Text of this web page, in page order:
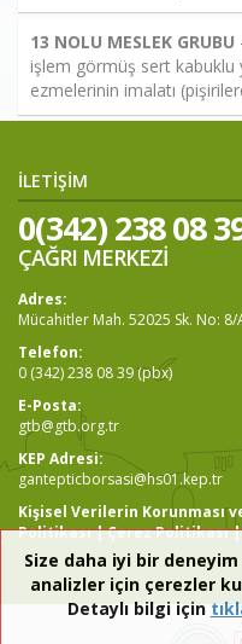
13 NOLU MESLEK GRUBU
işlem görmüş sert kabuklu
ezmelerinin imalatı
İLETİŞİM
0(342) 238 08
ÇAĞRI MERKEZİ
Adres:
Mücahitler Mah. 52025 Sk. No:
Telefon:
0 (342) 238 08 39 (pbx)
E-Posta:
gtb@gtb.org.tr
KEP Adresi:
gantepticborsasi@hs01.kep.tr
Kişisel Verilerin Korunması
Politikası|Çerez Politikası
Size daha iyi bir
analizler için çerezler
Detaylı bilgi için